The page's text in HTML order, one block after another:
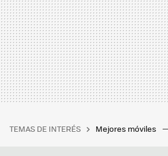
TEMAS DE INTERÉS Mejores móviles